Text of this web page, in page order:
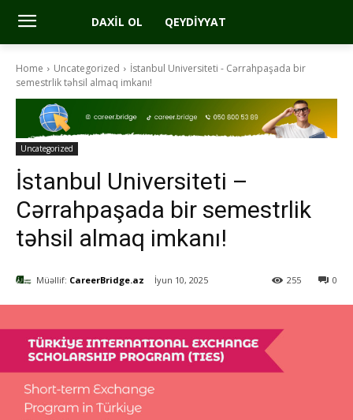
DAXIL OL QEYDIYYAT
Home Uncategorized
İstanbul Universiteti - Cərrahpaşada bir
semestrlik təhsil almaq imkanı!
Uncategorized
İstanbul Universiteti –
Cərrahpaşada bir semestrlik
təhsil almaq imkanı!
Müəllif: CareerBridge.az İyun 10, 2025 0
255